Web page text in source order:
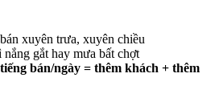
xuyên trưa, xuyên chiều
gắt hay mưa bất chợt
bán/ngày = thêm khách + thêm